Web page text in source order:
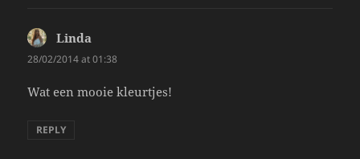
Linda
28/02/2014 at 01:38
Wat een mooie kleurtjes!
REPLY